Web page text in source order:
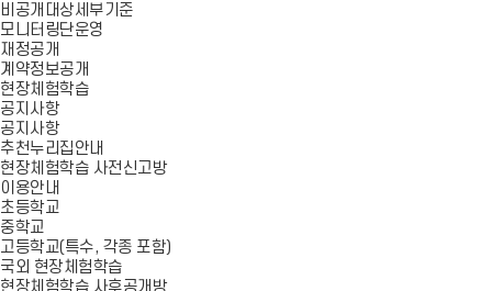
비공개대상세부기준
모니터링단운영
재정공개
계약정보공개
현장체험학습
공지사항
공지사항
추천누리집안내
현장체험학습 사전신고방
이용안내
초등학교
중학교
고등학교(특수, 각종 포함)
국외 현장체험학습
현장체험학습 사후공개방